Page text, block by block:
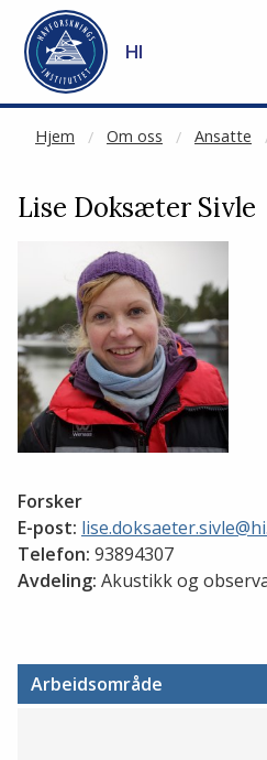
Gå til hovedinnhold
HI
Hjem Om oss Ansatte
NOT CACHED
Lise Doksæter Sivle
Forsker
E-post:
Telefon: 93894307
Avdeling: Akustikk og
Arbeidsområde